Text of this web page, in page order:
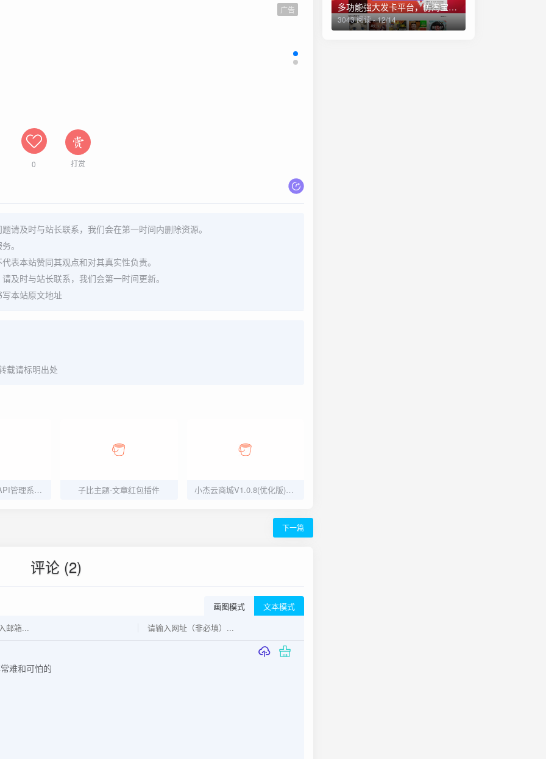
广告
0 打赏
请及时与站长联系，我们会在第一时间内删除资源。
。
表本站赞同其观点和对其真实性负责。
及时与站长联系，我们会第一时间更新。
本站原文地址
载请标明出处
全新二开版半点API管理系统源码 API计费 全开源 亲测可用 子比主题-文章红包插件 小杰云商城V1.0.8(优化版)强势上线
下一篇
评论 (2)
画图模式 文本模式
多功能强大发卡平台，仿淘宝商城，资源站，一体化平台源码（亲测）
3043 阅读 - 12/14